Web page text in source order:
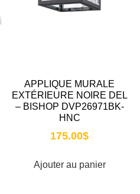
APPLIQUE MURALE
EXTÉRIEURE NOIRE DEL
– BISHOP DVP26971BK-
HNC
175.00$
Ajouter au panier